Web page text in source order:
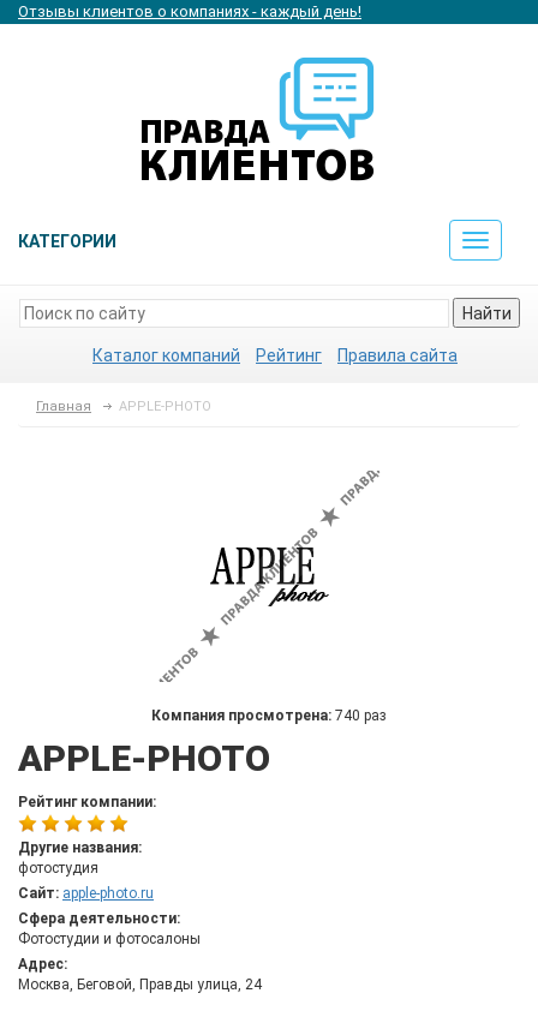
Отзывы клиентов о компаниях - каждый день!
КАТЕГОРИИ
Toggle
Найти
Каталог компаний Рейтинг Правила сайта
Главная APPLE-PHOTO
Компания просмотрена: 740 раз
APPLE-PHOTO
Рейтинг компании:
Другие названия:
фотостудия
Сайт: apple-photo.ru
Сфера деятельности:
Фотостудии и фотосалоны
Адрес:
Москва, Беговой, Правды улица, 24